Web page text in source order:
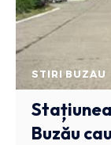
STIRI BUZAU
Buzău